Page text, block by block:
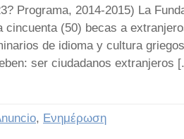
Programa, 2014-2015) La
cincuenta (50) becas a
de idioma y cultura
ser ciudadanos extranjeros
, Ενημέρωση